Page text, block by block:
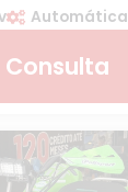
Automática
Consulta